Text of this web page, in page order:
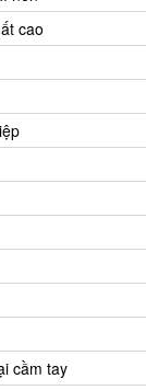
cao
cầm tay